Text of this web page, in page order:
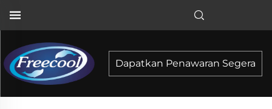
Dapatkan Penawaran Segera